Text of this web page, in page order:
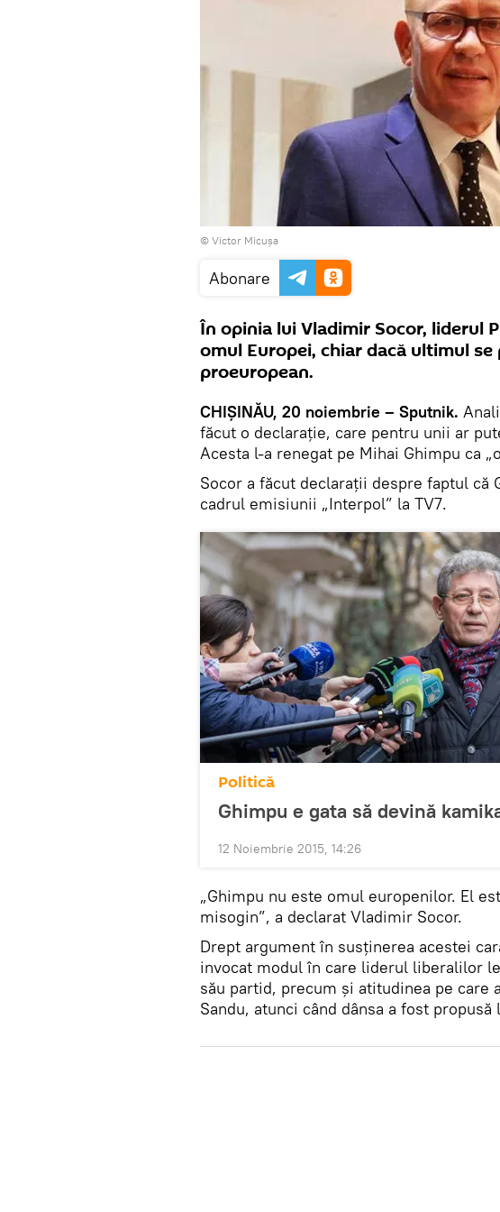
© Victor Micuşa
Abonare
În opinia lui Vladimir Socor, liderul
omul Europei, chiar dacă ultimul
proeuropean.
CHIŞINĂU, 20 noiembrie – Sputnik.
făcut o declaraţie, care pentru unii ar
Acesta l-a renegat pe Mihai Ghimpu ca
Socor a făcut declaraţii despre faptul că
cadrul emisiunii „Interpol” la TV7.
Politică
Ghimpu e gata să devină
12 Noiembrie 2015, 14:26
„Ghimpu nu este omul europenilor. El
misogin”, a declarat Vladimir Socor.
Drept argument în susţinerea acestei
invocat modul în care liderul liberalilor
său partid, precum şi atitudinea pe care
Sandu, atunci când dânsa a fost